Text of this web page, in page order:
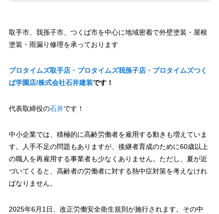
取手市、我孫子市、つくば市を中心に地域密着で外壁塗装・屋根
塗装・雨漏り修理を承っております
プロタイムズ取手店・プロタイムズ我孫子店・プロタイムズつく
ば学園店/株式会社石井建装です！
代表取締役の石井です！
中小企業では、積極的に高齢労働者を雇用する動きも増えていま
す。人手不足の問題もありますが、後継者育成のために60歳以上
の職人を再雇用する事業者も少なくありません。ただし、夏が近
づいてくると、高齢者の労働者に対する熱中症対策を考えなけれ
ばなりません。
2025年6月1日、改正労働安全衛生規則が施行されます。その中